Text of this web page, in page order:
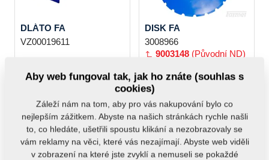
DLÁTO FA
VZ00019611
DISK FA
3008966
9003148 (Původní ND)
DISK FA
DISK FA
Aby web fungoval tak, jak ho znáte (souhlas s
cookies)
Záleží nám na tom, aby pro vás nakupování bylo co
nejlepším zážitkem. Abyste na našich stránkách rychle našli
to, co hledáte, ušetřili spoustu klikání a nezobrazovaly se
vám reklamy na věci, které vás nezajímají. Abyste web viděli
v zobrazení na které jste zvyklí a nemuseli se pokaždé